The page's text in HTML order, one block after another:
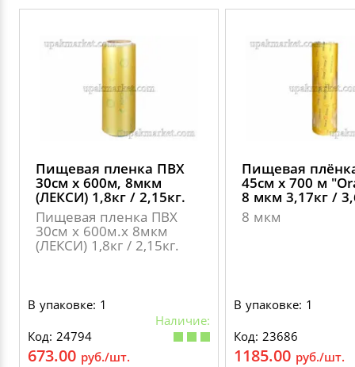
Пищевая пленка ПВХ
30см х 600м, 8мкм
(ЛЕКСИ) 1,8кг / 2,15кг.
Пищевая пленка ПВХ
30см х 600м.х 8мкм
(ЛЕКСИ) 1,8кг / 2,15кг.
В упаковке: 1
Наличие:
Код: 24794
673.00 руб./шт.
Пищевая
45см х 700 м
8 мкм 3,17кг /
8 мкм
В упаковке: 1
Код: 23686
1185.00 руб./шт.